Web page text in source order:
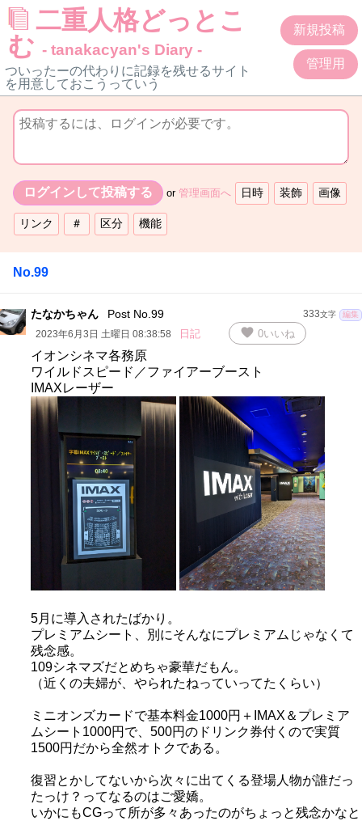
二重人格どっとこ
む - tanakacyan's Diary -
ついったーの代わりに記録を残せるサイト
を用意しておこうっていう
新規投稿
管理用
or 管理画面へ
No.99
333文字 編集
たなかちゃん Post No.99
2023年6月3日 土曜日 08:38:58 日記 favorite 0いいね
イオンシネマ各務原
ワイルドスピード／ファイアーブースト
IMAXレーザー
5月に導入されたばかり。
プレミアムシート、別にそんなにプレミアムじゃなくて
残念感。
109シネマズだとめちゃ豪華だもん。
（近くの夫婦が、やられたねっていってたくらい）
ミニオンズカードで基本料金1000円＋IMAX＆プレミア
ムシート1000円で、500円のドリンク券付くので実質
1500円だから全然オトクである。
復習とかしてないから次々に出てくる登場人物が誰だっ
たっけ？ってなるのはご愛嬌。
いかにもCGって所が多々あったのがちょっと残念かなと